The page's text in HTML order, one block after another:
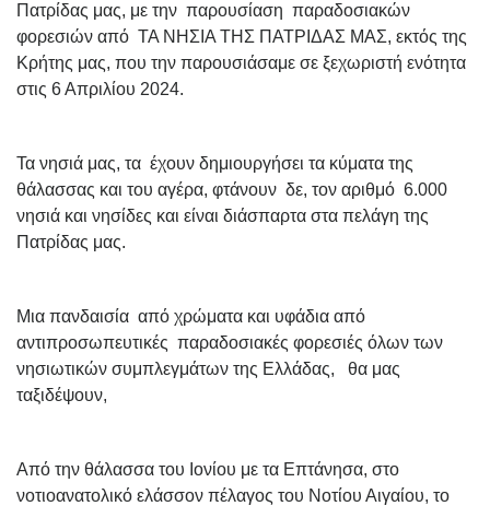
Πατρίδας μας, με την παρουσίαση παραδοσιακών
φορεσιών από ΤΑ ΝΗΣΙΑ ΤΗΣ ΠΑΤΡΙΔΑΣ ΜΑΣ, εκτός της
Κρήτης μας, που την παρουσιάσαμε σε ξεχωριστή ενότητα
στις 6 Απριλίου 2024.
Τα νησιά μας, τα έχουν δημιουργήσει τα κύματα της
θάλασσας και του αγέρα, φτάνουν δε, τον αριθμό 6.000
νησιά και νησίδες και είναι διάσπαρτα στα πελάγη της
Πατρίδας μας.
Μια πανδαισία από χρώματα και υφάδια από
αντιπροσωπευτικές παραδοσιακές φορεσιές όλων των
νησιωτικών συμπλεγμάτων της Ελλάδας, θα μας
ταξιδέψουν,
Aπό την θάλασσα του Ιονίου με τα Επτάνησα, στο
νοτιοανατολικό ελάσσον πέλαγος του Νοτίου Αιγαίου, το